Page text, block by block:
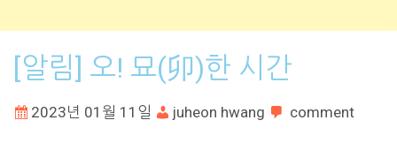
[알림] 오! 묘(卯)한 시간
2023년 01월 11일 juheon hwang comment